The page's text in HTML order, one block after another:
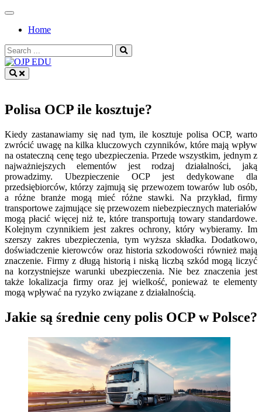
Skip
contentHome
Search
for:
Polisa OCP ile kosztuje?
Kiedy zastanawiamy się nad tym, ile kosztuje polisa OCP, warto
zwrócić uwagę na kilka kluczowych czynników, które mają wpływ
na ostateczną cenę tego ubezpieczenia. Przede wszystkim, jednym z
najważniejszych elementów jest rodzaj działalności, jaką
prowadzimy. Ubezpieczenie OCP jest dedykowane dla
przedsiębiorców, którzy zajmują się przewozem towarów lub osób,
a różne branże mogą mieć różne stawki. Na przykład, firmy
transportowe zajmujące się przewozem niebezpiecznych materiałów
mogą płacić więcej niż te, które transportują towary standardowe.
Kolejnym czynnikiem jest zakres ochrony, który wybieramy. Im
szerszy zakres ubezpieczenia, tym wyższa składka. Dodatkowo,
doświadczenie kierowców oraz historia szkodowości również mają
znaczenie. Firmy z długą historią i niską liczbą szkód mogą liczyć
na korzystniejsze warunki ubezpieczenia. Nie bez znaczenia jest
także lokalizacja firmy oraz jej wielkość, ponieważ te elementy
mogą wpływać na ryzyko związane z działalnością.
Jakie są średnie ceny polis OCP w Polsce?